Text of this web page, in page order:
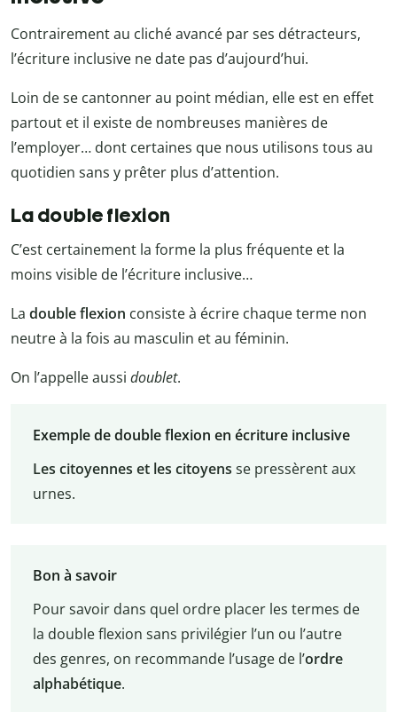
Contrairement au cliché avancé par ses détracteurs,
l’écriture inclusive ne date pas d’aujourd’hui.
Loin de se cantonner au point médian, elle est en effet
partout et il existe de nombreuses manières de
l’employer… dont certaines que nous utilisons tous au
quotidien sans y prêter plus d’attention.
La double flexion
C’est certainement la forme la plus fréquente et la
moins visible de l’écriture inclusive…
La double flexion consiste à écrire chaque terme non
neutre à la fois au masculin et au féminin.
On l’appelle aussi doublet.
Exemple de double flexion en écriture inclusive
Les citoyennes et les citoyens se pressèrent aux
urnes.
Bon à savoir
Pour savoir dans quel ordre placer les termes de
la double flexion sans privilégier l’un ou l’autre
des genres, on recommande l’usage de l’ordre
alphabétique.